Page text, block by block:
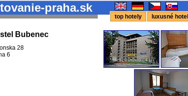
praha.sk
top hotely
luxusné
Bubenec
28
6